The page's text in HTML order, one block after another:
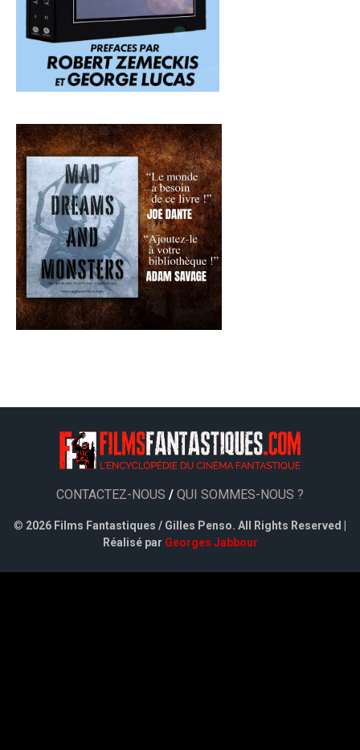
CONTACTEZ-NOUS / QUI SOMMES-NOUS ?
© 2026 Films Fantastiques / Gilles Penso. All Rights Reserved |
Réalisé par Georges Jabbour